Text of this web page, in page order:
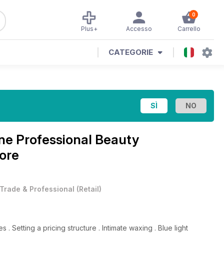
0
Carrello
Accesso
Plus+
CATEGORIE
Professional Beauty
Trade & Professional (Retail)
. Setting a pricing structure . Intimate waxing . Blue light